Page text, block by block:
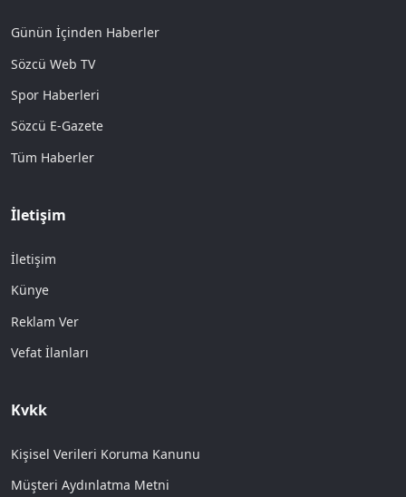
Günün İçinden Haberler
Sözcü Web TV
Spor Haberleri
Sözcü E-Gazete
Tüm Haberler
İletişim
İletişim
Künye
Reklam Ver
Vefat İlanları
Kvkk
Kişisel Verileri Koruma Kanunu
Müşteri Aydınlatma Metni